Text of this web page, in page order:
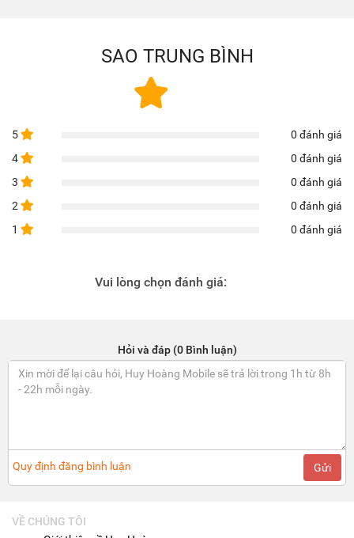
SAO TRUNG BÌNH
5
0 đánh giá
4
0 đánh giá
3
0 đánh giá
2
0 đánh giá
1
0 đánh giá
Vui lòng chọn đánh giá:
Hỏi và đáp (0 Bình luận)
Quy định đăng bình luận Gửi
VỀ CHÚNG TÔI